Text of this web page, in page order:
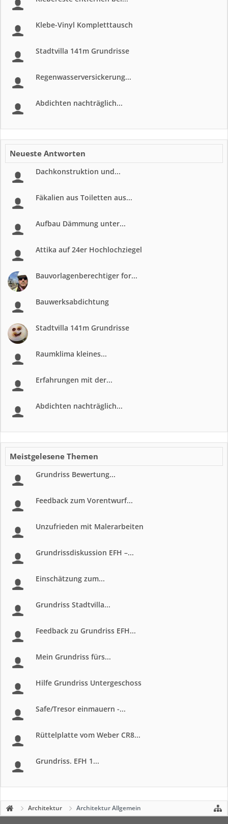
Klebe-Vinyl Kompletttausch
Stadtvilla 141m Grundrisse
Regenwasserversickerung...
Abdichten nachträglich...
Neueste Antworten
Dachkonstruktion und...
Fäkalien aus Toiletten aus...
Aufbau Dämmung unter...
Attika auf 24er Hochlochziegel
Bauvorlagenberechtiger for...
Bauwerksabdichtung
Stadtvilla 141m Grundrisse
Raumklima kleines...
Erfahrungen mit der...
Abdichten nachträglich...
Meistgelesene Themen
Grundriss Bewertung...
Feedback zum Vorentwurf...
Unzufrieden mit Malerarbeiten
Grundrissdiskussion EFH –...
Einschätzung zum...
Grundriss Stadtvilla...
Feedback zu Grundriss EFH...
Mein Grundriss fürs...
Hilfe Grundriss Untergeschoss
Safe/Tresor einmauern -...
Rüttelplatte vom Weber CR8...
Grundriss. EFH 1...
Architektur Architektur Allgemein